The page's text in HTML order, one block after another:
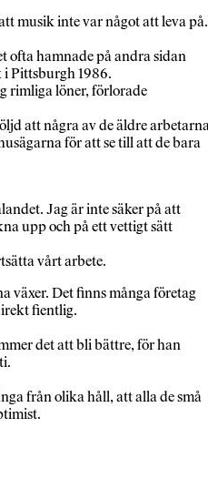
musik inte var något att leva på.
ofta hamnade på andra sidan
i Pittsburgh 1986.
rimliga löner, förlorade
att några av de äldre
för att se till att de bara
Jag är inte säker på att
upp och på ett vettigt sätt
vårt arbete.
växer. Det finns många företag
fientlig.
det att bli bättre, för han
från olika håll, att alla de små